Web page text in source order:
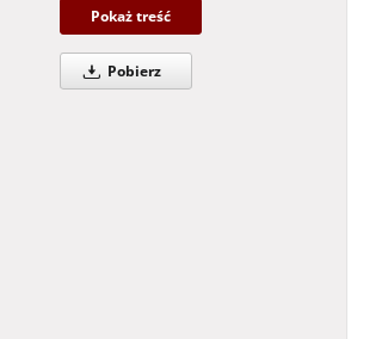
Pokaż treść
Pobierz